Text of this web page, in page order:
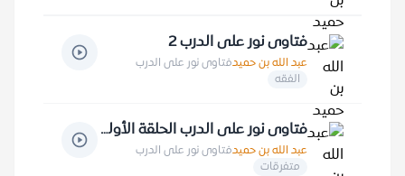
فتاوى نور على الدرب 2
عبد الله بن حميدفتاوى نور على الدرب
الفقه
فتاوى نور على الدرب الحلقة الأولى
عبد الله بن حميدفتاوى نور على الدرب
متفرقات